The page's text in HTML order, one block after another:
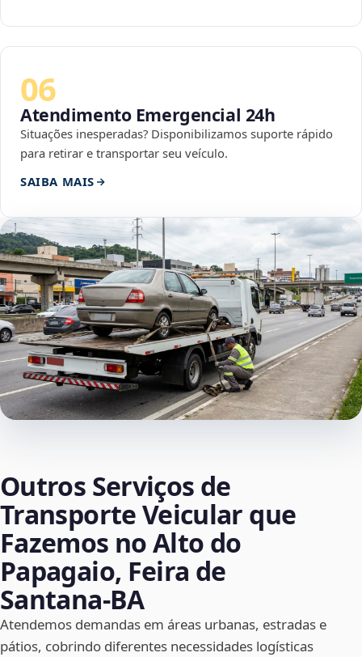
06
Atendimento Emergencial 24h
Situações inesperadas? Disponibilizamos suporte rápido
para retirar e transportar seu veículo.
SAIBA MAIS
Outros Serviços de
Transporte Veicular que
Fazemos no Alto do
Papagaio, Feira de
Santana‑BA
Atendemos demandas em áreas urbanas, estradas e
pátios, cobrindo diferentes necessidades logísticas